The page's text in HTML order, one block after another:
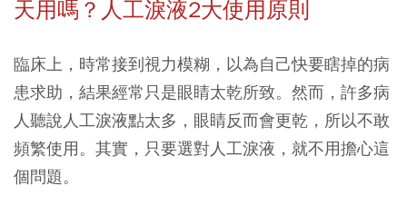
天用嗎？人工淚液2大使用原則
臨床上，時常接到視力模糊，以為自己快要瞎掉的病
患求助，結果經常只是眼睛太乾所致。然而，許多病
人聽說人工淚液點太多，眼睛反而會更乾，所以不敢
頻繁使用。其實，只要選對人工淚液，就不用擔心這
個問題。